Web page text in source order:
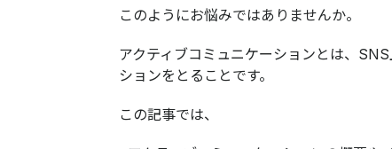
このようにお悩みではありませんか。
アクティブコミュニケーションとは、 SNS
ションをとること です。
この記事では、​​​​​​​